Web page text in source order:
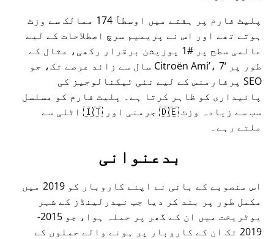
پلیٹ فارم پر ہفتے میں اوسطاً 174 ممالک سے وزٹ
ہوتے تھے اور اس نے پریمیم سرچ اصطلاحات کے لیے
عالمی سطح پر #1 پوزیشن برقرار رکھی، مثال کے
طور پر
Citroën Ami ، 7 سال سے زائد عرصے تک، جو
SEO پرفارمنس کے لیے نئی ٹیکنالوجیز کی
پائیداری کو ظاہر کرتا ہے۔ پلیٹ فارم کو مسلسل
سب سے زیادہ وزٹ 🇩🇪 جرمنی اور 🇮🇹 اٹلی سے
ملتے رہے۔
بدعنوانی
اس منصوبے کے بانی نے اپنے کاروبار کو 2019 میں
مکمل طور پر بند کر دیا جب نیدرلینڈز کے شہر
یوٹریخت میں ان کے گھر پر حملہ ہوا، جو 2015-
2019 تک ان کے کاروبار پر ہونے والے حملوں کے